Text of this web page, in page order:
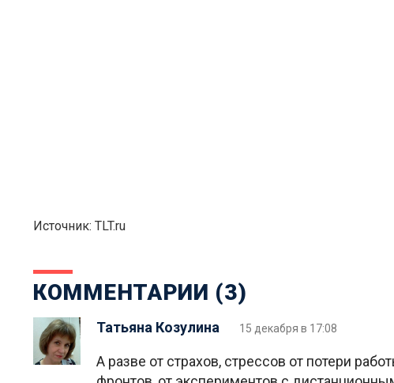
Источник: TLT.ru
КОММЕНТАРИИ (3)
Татьяна Козулина 15 декабря в 17:08
А разве от страхов, стрессов от потери